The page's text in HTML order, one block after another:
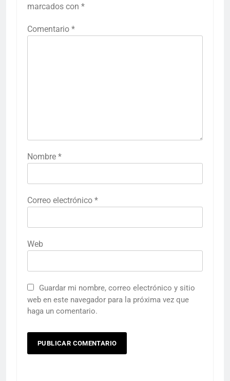
marcados con *
Comentario *
Nombre *
Correo electrónico *
Web
Guardar mi nombre, correo electrónico y sitio
web en este navegador para la próxima vez que
haga un comentario.